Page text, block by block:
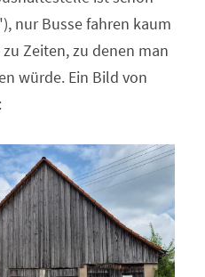
nur Busse fahren kaum
Zeiten, zu denen man
würde. Ein Bild von